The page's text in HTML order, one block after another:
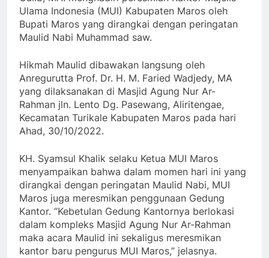
Ulama Indonesia (MUI) Kabupaten Maros oleh
Bupati Maros yang dirangkai dengan peringatan
Maulid Nabi Muhammad saw.
Hikmah Maulid dibawakan langsung oleh
Anregurutta Prof. Dr. H. M. Faried Wadjedy, MA
yang dilaksanakan di Masjid Agung Nur Ar-
Rahman jln. Lento Dg. Pasewang, Aliritengae,
Kecamatan Turikale Kabupaten Maros pada hari
Ahad, 30/10/2022.
KH. Syamsul Khalik selaku Ketua MUI Maros
menyampaikan bahwa dalam momen hari ini yang
dirangkai dengan peringatan Maulid Nabi, MUI
Maros juga meresmikan penggunaan Gedung
Kantor. “Kebetulan Gedung Kantornya berlokasi
dalam kompleks Masjid Agung Nur Ar-Rahman
maka acara Maulid ini sekaligus meresmikan
kantor baru pengurus MUI Maros,” jelasnya.